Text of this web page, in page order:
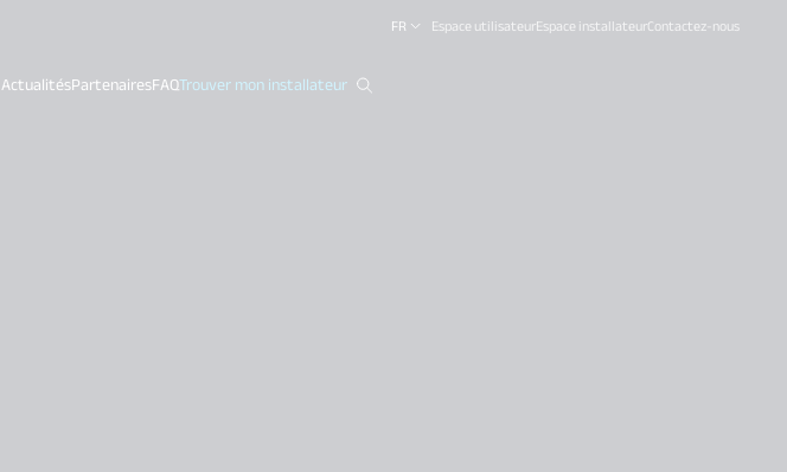
FR Espace utilisateurEspace installateurContactez-nous
ActualitésPartenairesFAQTrouver mon installateur